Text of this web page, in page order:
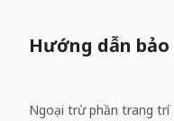
Hướng dẫn bảo
Ngoại trừ phần trang trí